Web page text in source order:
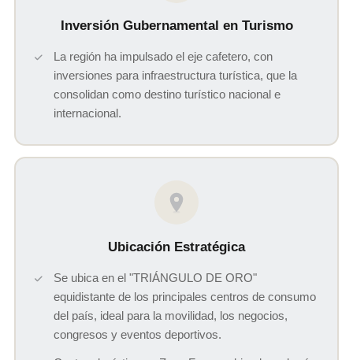
Inversión Gubernamental en Turismo
La región ha impulsado el eje cafetero, con
inversiones para infraestructura turística, que la
consolidan como destino turístico nacional e
internacional.
Ubicación Estratégica
Se ubica en el "TRIÁNGULO DE ORO"
equidistante de los principales centros de consumo
del país, ideal para la movilidad, los negocios,
congresos y eventos deportivos.